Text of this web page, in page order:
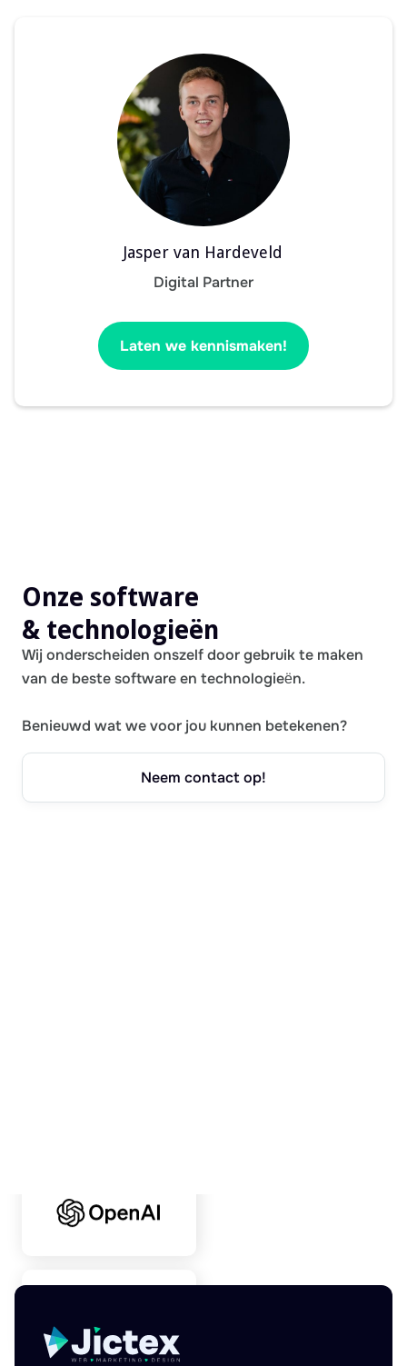
Jasper van Hardeveld
Digital Partner
Laten we kennismaken!
Onze software
& technologieën
Wij onderscheiden onszelf door gebruik te maken
van de beste software en technologieën.
Benieuwd wat we voor jou kunnen betekenen?
Neem contact op!